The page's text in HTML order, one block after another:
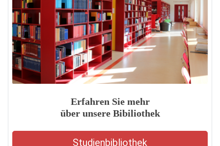
Erfahren Sie mehr
über unsere Bibiliothek
Studienbibliothek